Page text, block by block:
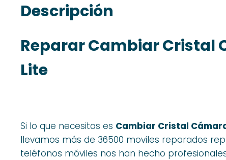
Descripción
Reparar Cambiar Cristal
Lite
Si lo que necesitas es Cambiar Cristal
llevamos más de 36500 moviles reparados
teléfonos móviles nos han hecho